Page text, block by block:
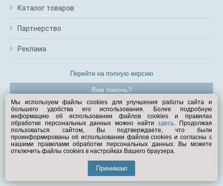
Каталог товаров
Партнерство
Реклама
Перейти на полную версию
Вам помочь?
© Exist.ru 1998—2026
Мы используем файлы cookies для улучшения работы сайта и
большего удобства его использования. Более подробную
информацию об использовании файлов cookies и правилах
обработки персональных данных можно найтиздесь. Продолжая
пользоваться сайтом, Вы подтверждаете, что были
проинформированы об использовании файлов cookies и согласны с
нашими правилами обработки персональных данных. Вы можете
отключить файлы cookies в настройках Вашего браузера.
Принимаю